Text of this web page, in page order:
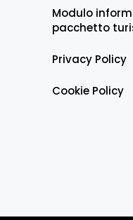
Modulo
pacchetto
Privacy Policy
Cookie Policy